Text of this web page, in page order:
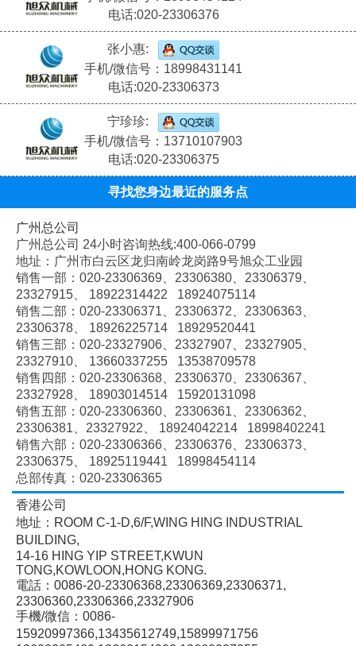
电话:020-23306376
张小惠:
手机/微信号：18998431141
电话:020-23306373
宁珍珍:
手机/微信号：13710107903
电话:020-23306375
寻找您身边最近的服务点
广州总公司
广州总公司 24小时咨询热线:400-066-0799
地址：广州市白云区龙归南岭龙岗路9号旭众工业园
销售一部：020-23306369、 23306380、 23306379、
23327915、
18922314422 18924075114
销售二部：020-23306371、 23306372、 23306363、
23306378、
18926225714 18929520441
销售三部：020-23327906、 23327907、 23327905、
23327910、
13660337255 13538709578
销售四部：020-23306368、 23306370、 23306367、
23327928、
18903014514 15920131098
销售五部：020-23306360、 23306361、 23306362、
23306381、 23327922、
18924042214 18998402241
销售六部：020-23306366、 23306376、 23306373、
23306375、
18925119441 18998454114
总部传真：020-23306365
香港公司
地址：ROOM C-1-D,6/F,WING HING INDUSTRIAL
BUILDING,
14-16 HING YIP STREET,KWUN
TONG,KOWLOON,HONG KONG.
電話：0086-20-23306368,23306369,23306371,
23306360,23306366,23327906
手機/微信：0086-
15920997366,13435612749,15899971756